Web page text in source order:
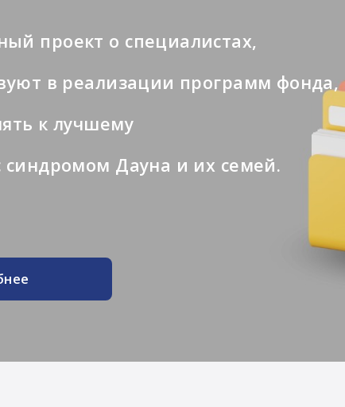
проект о специалистах,
в реализации программ фонда,
к лучшему
Дауна и их семей.